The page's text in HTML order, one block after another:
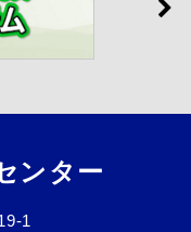
ンター
1